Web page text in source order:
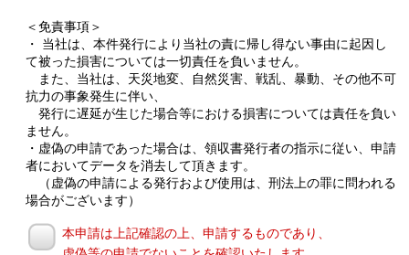
＜免責事項＞
・ 当社は、本件発行により当社の責に帰し得ない事由に起因し
て被った損害については一切責任を負いません。
また、当社は、天災地変、自然災害、戦乱、暴動、その他不可
抗力の事象発生に伴い、
発行に遅延が生じた場合等における損害については責任を負い
ません。
・虚偽の申請であった場合は、領収書発行者の指示に従い、申請
者においてデータを消去して頂きます。
（虚偽の申請による発行および使用は、刑法上の罪に問われる
場合がございます）
本申請は上記確認の上、申請するものであり、